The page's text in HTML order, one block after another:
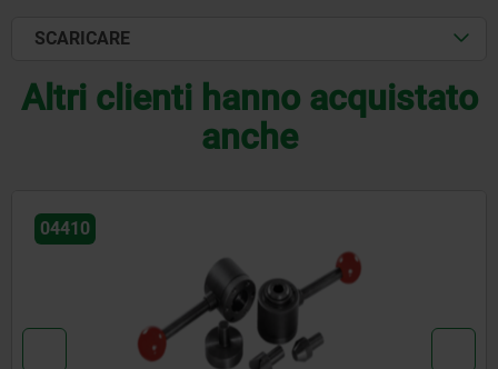
SCARICARE
Altri clienti hanno acquistato
anche
04400